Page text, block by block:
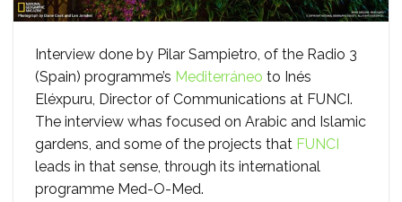
Interview done by Pilar Sampietro, of the Radio 3
(Spain) programme’s Mediterráneo to Inés
Eléxpuru, Director of Communications at FUNCI.
The interview whas focused on Arabic and Islamic
gardens, and some of the projects that FUNCI
leads in that sense, through its international
programme Med-O-Med.